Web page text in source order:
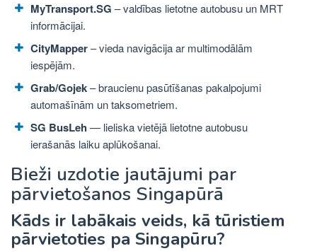
MyTransport.SG – valdības lietotne autobusu un MRT
informācijai.
CityMapper– vieda navigācija ar multimodālām
iespējām.
Grab/Gojek– braucienu pasūtīšanas pakalpojumi
automašīnām un taksometriem.
SG BusLeh — lieliska vietējā lietotne autobusu
ierašanās laiku aplūkošanai.
Bieži uzdotie jautājumi par
pārvietošanos Singapūrā
Kāds ir labākais veids, kā tūristiem
pārvietoties pa Singapūru?